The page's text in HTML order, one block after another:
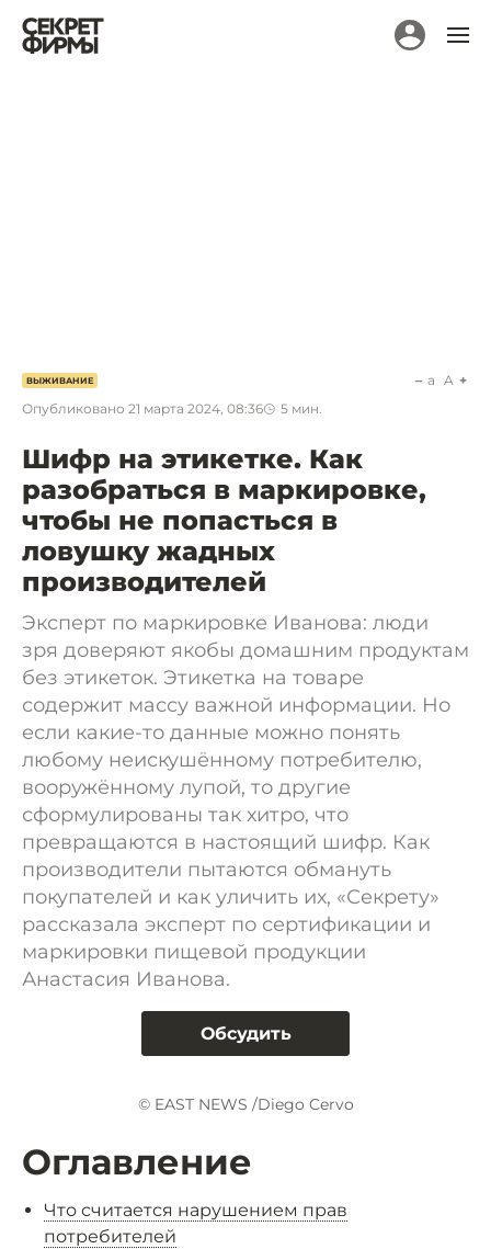
ВЫЖИВАНИЕ
Опубликовано 21 марта 2024, 08:36 5 мин.
a A
Шифр на этикетке. Как
разобраться в маркировке,
чтобы не попасться в
ловушку жадных
производителей
Эксперт по маркировке Иванова: люди
зря доверяют якобы домашним продуктам
без этикеток. Этикетка на товаре
содержит массу важной информации. Но
если какие-то данные можно понять
любому неискушённому потребителю,
вооружённому лупой, то другие
сформулированы так хитро, что
превращаются в настоящий шифр. Как
производители пытаются обмануть
покупателей и как уличить их, «Секрету»
рассказала эксперт по сертификации и
маркировки пищевой продукции
Анастасия Иванова.
Обсудить
© EAST NEWS /Diego Cervo
Оглавление
Что считается нарушением прав
потребителей